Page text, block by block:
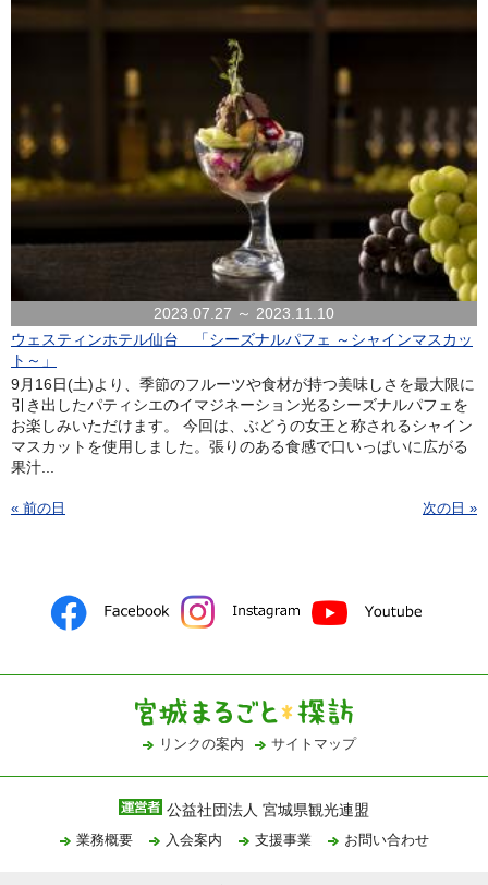
2023.07.27 ～ 2023.11.10
ウェスティンホテル仙台 「シーズナルパフェ ～シャインマスカッ
ト～」
9月16日(土)より、季節のフルーツや食材が持つ美味しさを最大限に
引き出したパティシエのイマジネーション光るシーズナルパフェを
お楽しみいただけます。 今回は、ぶどうの女王と称されるシャイン
マスカットを使用しました。張りのある食感で口いっぱいに広がる
果汁...
« 前の日 次の日 »
リンクの案内 サイトマップ
公益社団法人 宮城県観光連盟
業務概要 入会案内 支援事業 お問い合わせ